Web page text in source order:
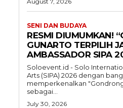
SENI DAN BUDAYA
RESMI DIUMUMKAN!
GUNARTO TERPILIH
AMBASSADOR SIPA
Soloevent.id - Solo
Arts (SIPA) 2026 dengan
memperkenalkan
sebagai...
July 30, 2026